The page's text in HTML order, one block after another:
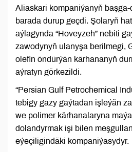
Aliaskari kompaniýanyň
barada durup geçdi. Şolaryň
aýlagynda “Hoveyzeh” nebiti
zawodynyň ulanyşa berilmegi,
olefin öndürýän kärhananyň
aýratyn görkezildi.
“Persian Gulf Petrochemical
tebigy gazy gaýtadan işleýän
we polimer kärhanalaryna
dolandyrmak işi bilen
eýeçiligindäki kompaniýasydyr.